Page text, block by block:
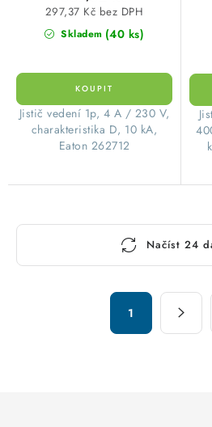
Skladem (40 ks)
297,37 Kč bez DPH
​Jistič vedení 1p, 4 A / 230 V,
charakteristika D, 10 kA,
Eaton 262712
O
Načíst 24
1